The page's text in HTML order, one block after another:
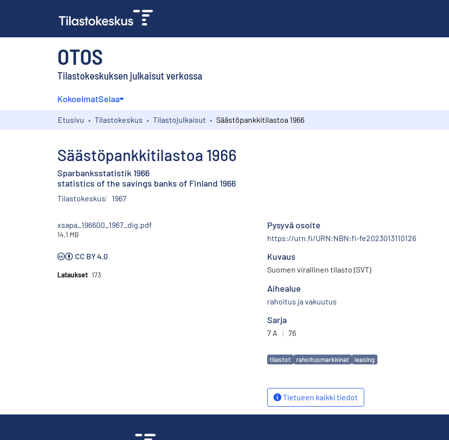
OTOS
Tilastokeskuksen julkaisut verkossa
KokoelmatSelaa
Etusivu Tilastokeskus Tilastojulkaisut Säästöpankkitilastoa 1966
Säästöpankkitilastoa 1966
Sparbanksstatistik 1966
statistics of the savings banks of Finland 1966
Tilastokeskus 1967
xsapa_196600_1967_dig.pdf
14.1 MB
CC BY 4.0
Lataukset 173
Pysyvä osoite
https://urn.fi/URN:NBN:fi-fe2023013110126
Kuvaus
Suomen virallinen tilasto (SVT)
Aihealue
rahoitus ja vakuutus
Sarja
7 A | 76
Avainsanat
tilastot rahoitusmarkkinat leasing
Tietueen kaikki tiedot